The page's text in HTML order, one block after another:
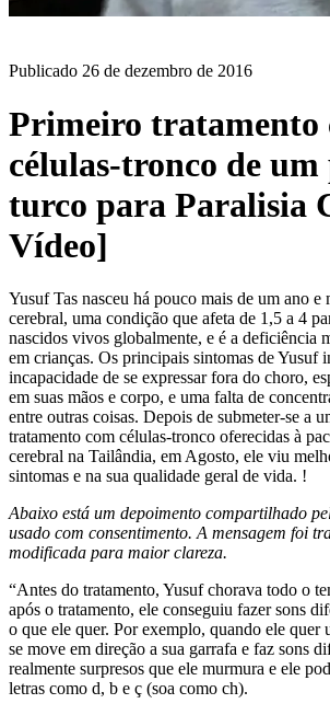
Publicado 26 de dezembro de 2016
Primeiro tratamento
células-tronco de um
turco para Paralisia
Vídeo]
Yusuf Tas nasceu há pouco mais de um ano e
cerebral, uma condição que afeta de 1,5 a 4
nascidos vivos globalmente, e é a deficiência
em crianças. Os principais sintomas de Yusuf
incapacidade de se expressar fora do choro,
em suas mãos e corpo, e uma falta de
entre outras coisas. Depois de submeter-se a
tratamento com células-tronco oferecidas à
cerebral na Tailândia, em Agosto, ele viu
sintomas e na sua qualidade geral de vida. !
Abaixo está um depoimento compartilhado
usado com consentimento. A mensagem foi
modificada para maior clareza.
“Antes do tratamento, Yusuf chorava todo o
após o tratamento, ele conseguiu fazer sons
o que ele quer. Por exemplo, quando ele quer
se move em direção a sua garrafa e faz sons
realmente surpresos que ele murmura e ele
letras como d, b e ç (soa como ch).